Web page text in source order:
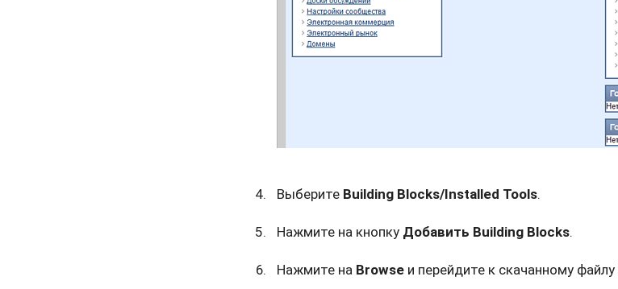
Выберите Building Blocks/Installed Tools.
Нажмите на кнопку Добавить Building Blocks.
Нажмите на Browse и перейдите к скачанному файлу